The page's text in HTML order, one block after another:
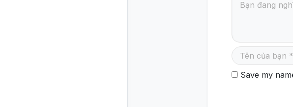
Save my